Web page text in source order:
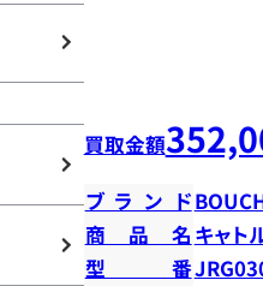
買取金額
ブランド
商品名 キャト
型番